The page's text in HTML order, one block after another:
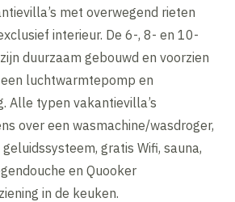
met overwegend rieten
interieur. De 6-, 8- en 10-
duurzaam gebouwd en voorzien
luchtwarmtepomp en
Alle typen vakantievilla’s
over een wasmachine/wasdroger,
gratis Wifi, sauna,
en Quooker
in de keuken.